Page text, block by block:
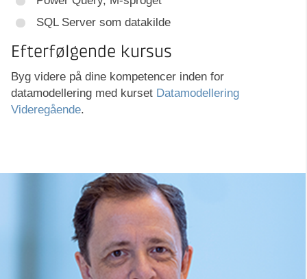
SQL Server som datakilde
Efterfølgende kursus
Byg videre på dine kompetencer inden for
datamodellering med kurset Datamodellering
Videregående.